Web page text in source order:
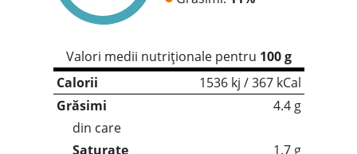
Valori medii nutriționale pentru 100 g
Calorii
1536 kj / 367 kCal
Grăsimi
4.4 g
din care
Saturate
1.7 g